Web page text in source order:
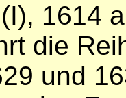
1614
die
und